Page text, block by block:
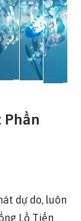
Phần
dự do, luôn
Lồ Tiến